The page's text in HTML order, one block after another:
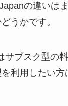
の違いは
うかです。
サブスク型の
利用したい方